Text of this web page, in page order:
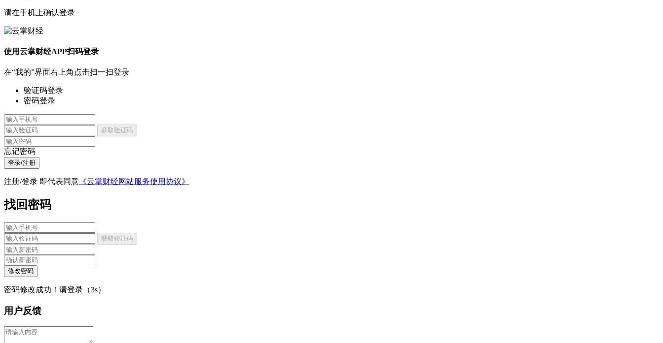
请在手机上确认登录
使用云掌财经APP扫码登录
在“我的”界面右上角点击扫一扫登录
验证码登录
密码登录
获取验证码
忘记密码
登录/注册
注册/登录 即代表同意 《云掌财经网站服务使用协议》
找回密码
获取验证码
修改密码
密码修改成功！请登录（3s）
用户反馈